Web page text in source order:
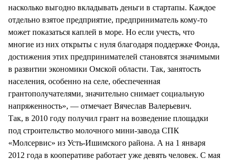
насколько выгодно вкладывать деньги в стартапы. Каждое
отдельно взятое предприятие, предприниматель кому-то
может показаться каплей в море. Но если учесть, что
многие из них открыты с нуля благодаря поддержке Фонда,
достижения этих предпринимателей становятся значимыми
в развитии экономики Омской области. Так, занятость
населения, особенно на селе, обеспеченная
грантополучателями, значительно снимает социальную
напряженность», — отмечает Вячеслав Валерьевич.
Так, в 2010 году получил грант на возведение площадки
под строительство молочного мини-завода СПК
«Молсервис» из Усть-Ишимского района. А на 1 января
2012 года в кооперативе работает уже девять человек. С мая